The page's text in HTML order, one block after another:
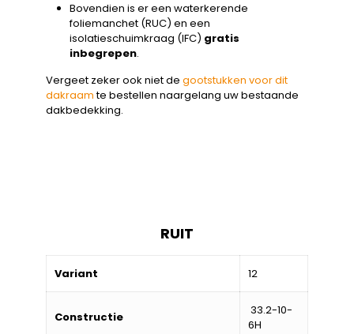
Bovendien is er een waterkerende
foliemanchet (RUC) en een
isolatieschuimkraag (IFC) gratis
inbegrepen.
Vergeet zeker ook niet de gootstukken voor dit
dakraamte bestellen naargelang uw bestaande
dakbedekking.
RUIT
Variant 12
Constructie
33.2-10-
6H